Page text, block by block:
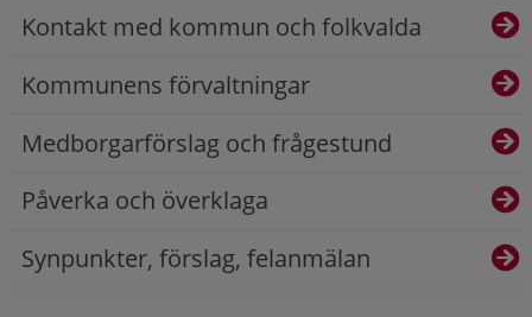
Kontakt med kommun och folkvalda
Kommunens förvaltningar
Medborgarförslag och frågestund
Påverka och överklaga
Synpunkter, förslag, felanmälan